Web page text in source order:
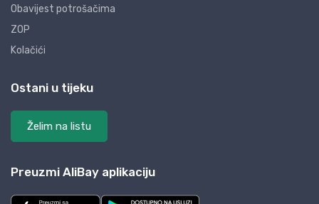
Obavijest potrošačima
ZOP
Kolačići
Ostani u tijeku
Želim na listu
Preuzmi AliBay aplikaciju